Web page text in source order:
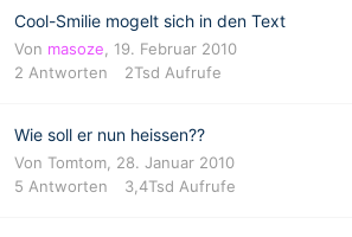
Cool-Smilie mogelt sich in den Text
Von masoze, 19. Februar 2010
2 Antworten 2Tsd Aufrufe
Wie soll er nun heissen??
Von Tomtom, 28. Januar 2010
5 Antworten 3,4Tsd Aufrufe